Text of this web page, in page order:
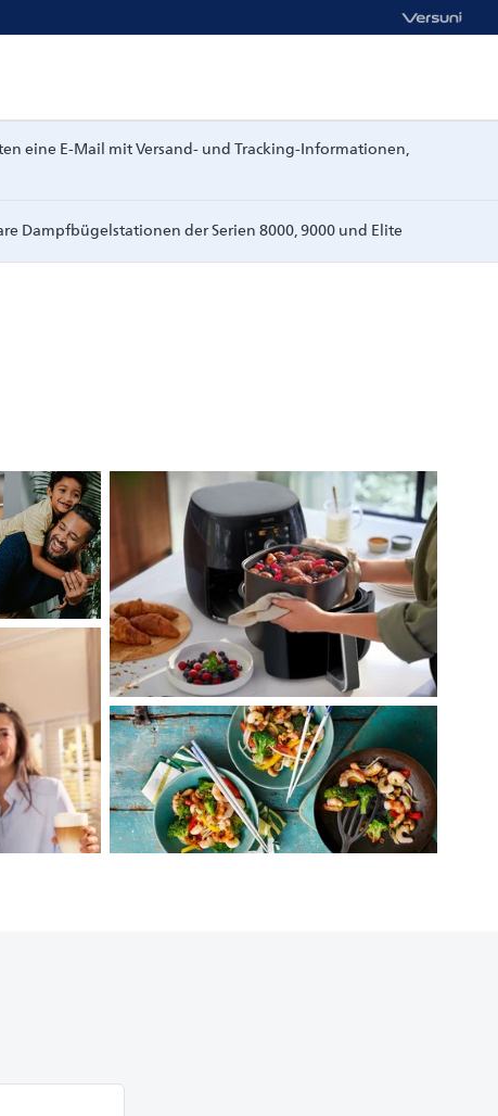
eine E-Mail mit Versand- und Tracking-Informationen,
Dampfbügelstationen der Serien 8000, 9000 und Elite